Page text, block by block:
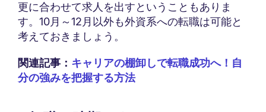
更に合わせて求人を出すということもありま
す。10月～12月以外も外資系への転職は可能と
考えておきましょう。
関連記事： キャリアの棚卸しで転職成功へ！自
分の強みを把握する方法